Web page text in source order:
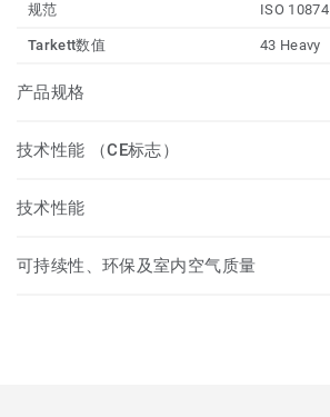
规范
ISO 10874
Tarkett数值 43 Heavy
产品规格
技术性能 （CE标志）
技术性能
可持续性、环保及室内空气质量